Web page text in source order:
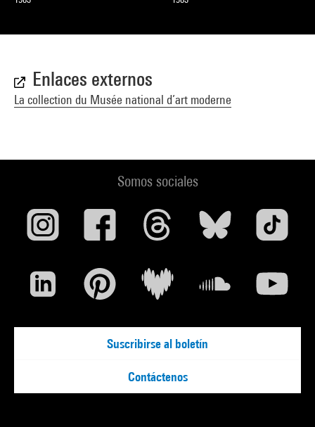
Enlaces externos
La collection du Musée national d’art moderne
Somos sociales
Suscribirse al boletín
Contáctenos